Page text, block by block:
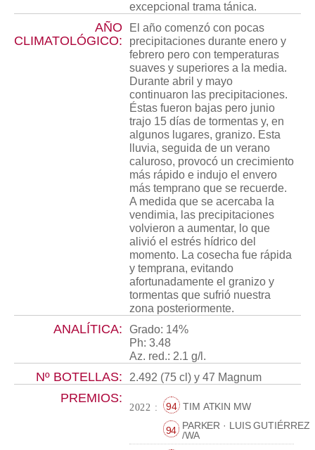
excepcional trama tánica.
AÑO
CLIMATOLÓGICO:
El año comenzó con pocas
precipitaciones durante enero y
febrero pero con temperaturas
suaves y superiores a la media.
Durante abril y mayo
continuaron las precipitaciones.
Éstas fueron bajas pero junio
trajo 15 días de tormentas y, en
algunos lugares, granizo. Esta
lluvia, seguida de un verano
caluroso, provocó un crecimiento
más rápido e indujo el envero
más temprano que se recuerde.
A medida que se acercaba la
vendimia, las precipitaciones
volvieron a aumentar, lo que
alivió el estrés hídrico del
momento. La cosecha fue rápida
y temprana, evitando
afortunadamente el granizo y
tormentas que sufrió nuestra
zona posteriormente.
ANALÍTICA:
Grado: 14%
Ph: 3.48
Az. red.: 2.1 g/l.
Nº BOTELLAS: 2.492 (75 cl) y 47 Magnum
PREMIOS:
2022 : 94 TIM ATKIN MW
94 PARKER · LUIS GUTIÉRREZ
/WA